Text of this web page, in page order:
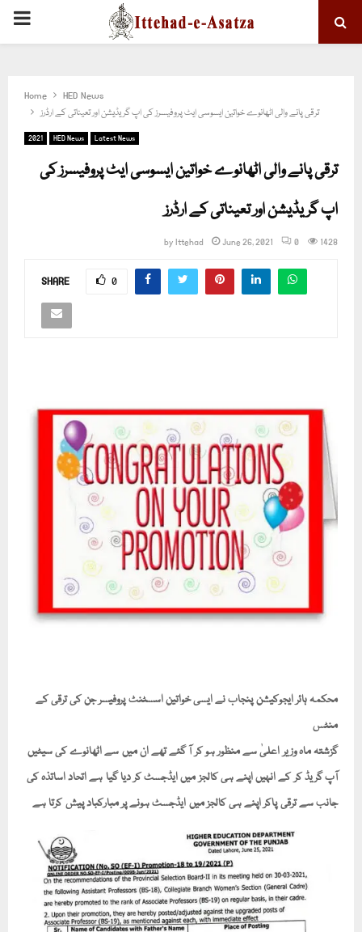
PRIMARY
Home
HED News
ترقی پانے والی اٹھانوے خواتین ایسوسی ایٹ پروفیسرز کی اپ گریڈیشن اور تعیناتی کے ارڈرز
2021 HED News Latest News
ترقی پانے والی اٹھانوے خواتین ایسوسی ایٹ پروفیسرز کی
اپ گریڈیشن اور تعیناتی کے ارڈرز
byIttehad June 26, 2021 0 1428
SHARE 0
محکمہ ہائر ایجوکیشن پنجاب نے ایسی خواتین اسسٹنٹ پروفیسر جن کی ترقی کے
منٹس
گزشتہ ماہ وزیر اعلیٰ سے منظور ہو کر آ گئے تھے ان میں سے اٹھانوے کی سیٹیں
آپ گریڈ کر کے انہیں اپنے ہی کالجز میں ایڈجسٹ کر دیا گیا ہے اتحاد اساتذہ کی
جانب سے ترقی پاکر اپنے ہی کالجز میں ایڈجسٹ ہونے پر مبارکباد پیش کرتا ہے